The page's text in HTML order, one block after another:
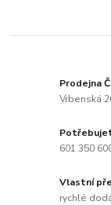
Prodejna
Vrbenská
601 350
Vlastní
rychlé